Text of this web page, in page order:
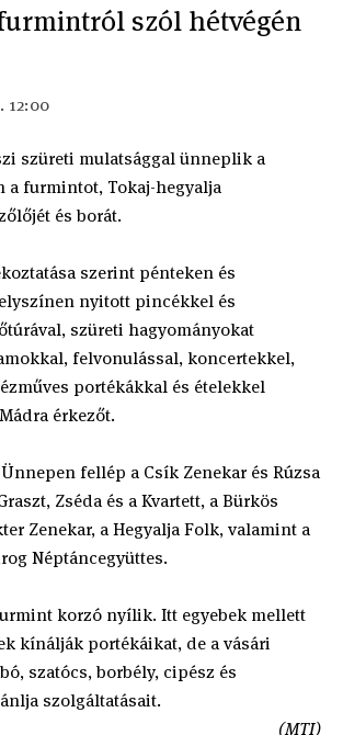
szól hétvégén
12:00
szüreti mulatsággal ünneplik a
a furmintot, Tokaj-hegyalja
és borát.
szerint pénteken és
nyitott pincékkel és
szüreti hagyományokat
felvonulással, koncertekkel,
portékákkal és ételekkel
érkezőt.
fellép a Csík Zenekar és Rúzsa
Zséda és a Kvartett, a Bürkös
Zenekar, a Hegyalja Folk, valamint a
Néptáncegyüttes.
korzó nyílik. Itt egyebek mellett
kínálják portékáikat, de a vásári
szatócs, borbély, cipész és
szolgáltatásait.
(MTI)